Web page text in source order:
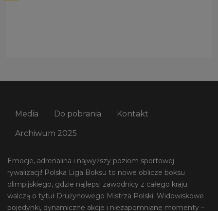
Media Do pobrania Kontakt
Archiwum 2025
Emocje, adrenalina i najwyższy poziom sportowej
rywalizacji! Polska Liga Boksu to nowe oblicze boksu
olimpijskiego, gdzie najlepsi zawodnicy z całego kraju
walczą o tytuł Drużynowego Mistrza Polski. Widowiskowe
pojedynki, dynamiczne akcje i niezapomniane momenty –